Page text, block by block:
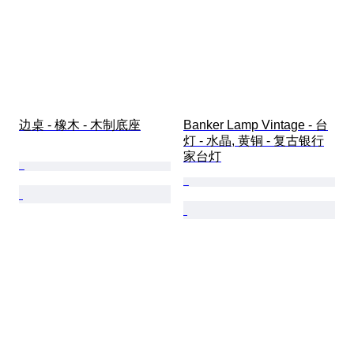
边桌 - 橡木 - 木制底座
Banker Lamp Vintage - 台
灯 - 水晶, 黄铜 - 复古银行
家台灯